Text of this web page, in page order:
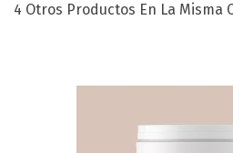
4 Otros Productos En La Misma